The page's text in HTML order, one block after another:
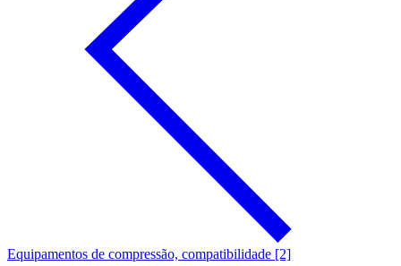
Equipamentos de compressão, compatibilidade [2]